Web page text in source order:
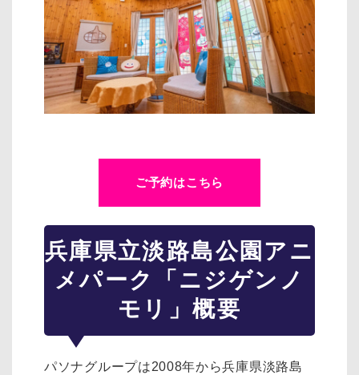
ご予約はこちら
兵庫県立淡路島公園アニ
メパーク「ニジゲンノ
モリ」概要
パソナグループは2008年から兵庫県淡路島